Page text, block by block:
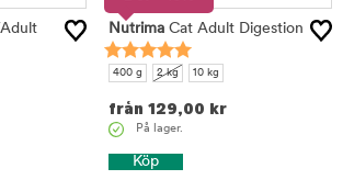
Nutrima Cat Adult Digestion
400 g 2 kg 10 kg
från 129,00 kr
På lager.
Köp